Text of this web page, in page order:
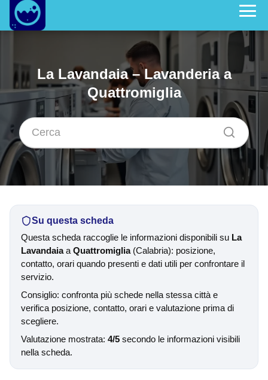
La Lavandaia – Lavanderia a
Quattromiglia
Su questa scheda
Questa scheda raccoglie le informazioni disponibili su La
Lavandaiaa Quattromiglia(Calabria): posizione,
contatto, orari quando presenti e dati utili per confrontare il
servizio.
Consiglio: confronta più schede nella stessa città e
verifica posizione, contatto, orari e valutazione prima di
scegliere.
Valutazione mostrata: 4/5 secondo le informazioni visibili
nella scheda.